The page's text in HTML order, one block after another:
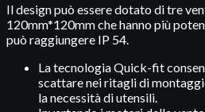
Il design può essere dotato di tre
120mm*120mm che hanno più
può raggiungere IP 54.
La tecnologia Quick-fit
scattare nei ritagli di
la necessità di utensili.